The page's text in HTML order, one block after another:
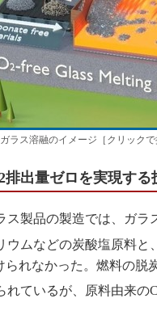
ラス溶融のイメージ［クリック
排出量ゼロを実現する
製品の製造では、ガラ
ウムなどの炭酸塩原料と
られなかった。燃料の脱
れているが、原料由来の